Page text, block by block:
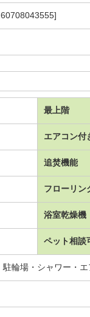
最上階
エアコン付
追焚機能
フローリン
浴室乾燥機
ペット相談
駐輪場・シャワー・